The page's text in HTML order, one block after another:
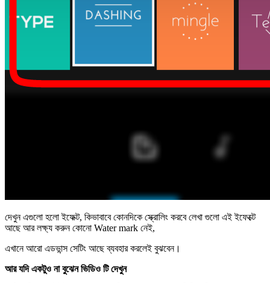
দেখুন এগুলো হলো ইফেক্ট, কিভাবাবে কোনদিকে স্ক্রোলিং করবে লেখা গুলো এই ইফেক্টে
আছে আর লক্ষ্য করুন কোনো Water mark নেই,
এখানে আরো এডভান্স সেটিং আছে ব্যবহার করলেই বুঝবেন।
আর যদি একটুও না বুঝেন ভিডিও টি দেখুন